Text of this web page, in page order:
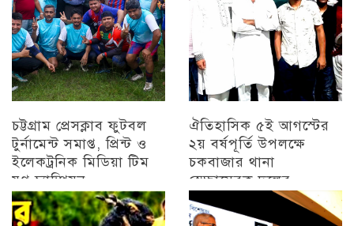
চট্টগ্রাম প্রেসক্লাব ফুটবল
টুর্নামেন্ট সমাপ্ত, প্রিন্ট ও
ইলেকট্রনিক মিডিয়া টিম
যুগ্ন চ্যাম্পিয়ন
চট্টগ্রাম
ঐতিহাসিক ৫ই আগস্টের
২য় বর্ষপূর্তি উপলক্ষে
চকবাজার থানা
স্বেচ্ছাসেবক দলের
প্রামাণ্যচিত্র প্রদর্শন ও
বিজয় মিছিল